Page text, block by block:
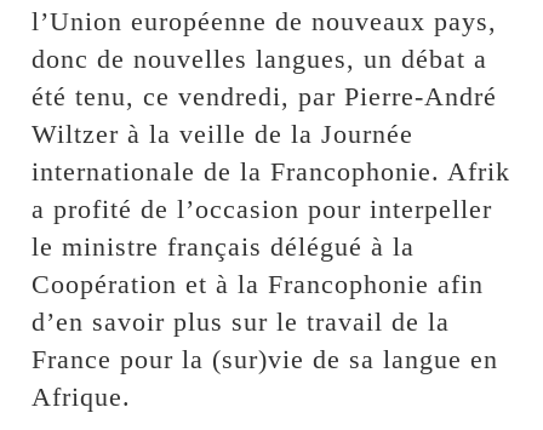
l’Union européenne de nouveaux pays,
donc de nouvelles langues, un débat a
été tenu, ce vendredi, par Pierre-André
Wiltzer à la veille de la Journée
internationale de la Francophonie. Afrik
a profité de l’occasion pour interpeller
le ministre français délégué à la
Coopération et à la Francophonie afin
d’en savoir plus sur le travail de la
France pour la (sur)vie de sa langue en
Afrique.